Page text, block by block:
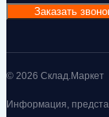
Заказать
© 2026 Склад.Маркет
Информация,